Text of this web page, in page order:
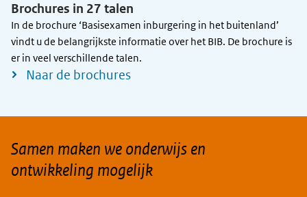
Brochures in 27 talen
In de brochure ‘Basisexamen inburgering in het buitenland’
vindt u de belangrijkste informatie over het BIB. De brochure is
er in veel verschillende talen.
Naar de brochures
Samen maken we onderwijs en
ontwikkeling mogelijk